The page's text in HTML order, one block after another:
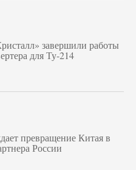
завершили работы
для Ту-214
превращение Китая в
России